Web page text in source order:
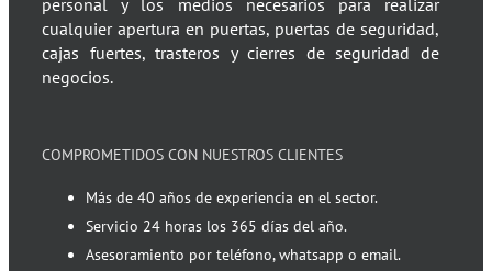
personal y los medios necesarios para realizar
cualquier apertura en puertas, puertas de seguridad,
cajas fuertes, trasteros y cierres de seguridad de
negocios.
COMPROMETIDOS CON NUESTROS CLIENTES
Más de 40 años de experiencia en el sector.
Servicio 24 horas los 365 días del año.
Asesoramiento por teléfono, whatsapp o email.